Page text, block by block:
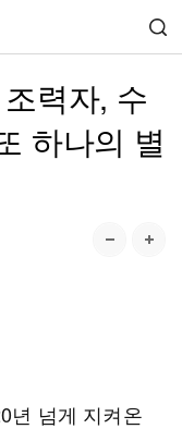
력자, 수
하나의 별
년 넘게 지켜온